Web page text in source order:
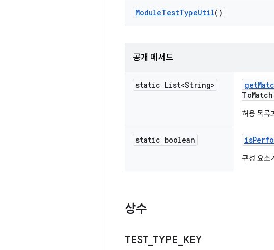
ModuleTestTypeUtil()
공개 메서드
static List<String> get
To
허용 목록
static boolean is
구성 요소
상수
TEST_ TYPE KEY